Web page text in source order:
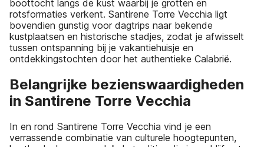
boottocht langs de kust waarbij je grotten en
rotsformaties verkent. Santirene Torre Vecchia ligt
bovendien gunstig voor dagtrips naar bekende
kustplaatsen en historische stadjes, zodat je afwisselt
tussen ontspanning bij je vakantiehuisje en
ontdekkingstochten door het authentieke Calabrië.
Belangrijke bezienswaardigheden
in Santirene Torre Vecchia
In en rond Santirene Torre Vecchia vind je een
verrassende combinatie van culturele hoogtepunten,